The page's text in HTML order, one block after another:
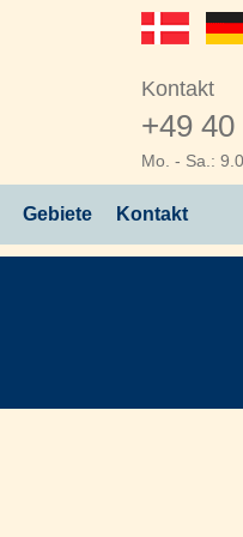
Kontakt
+49
Mo. - Sa.:
Gebiete Kontakt